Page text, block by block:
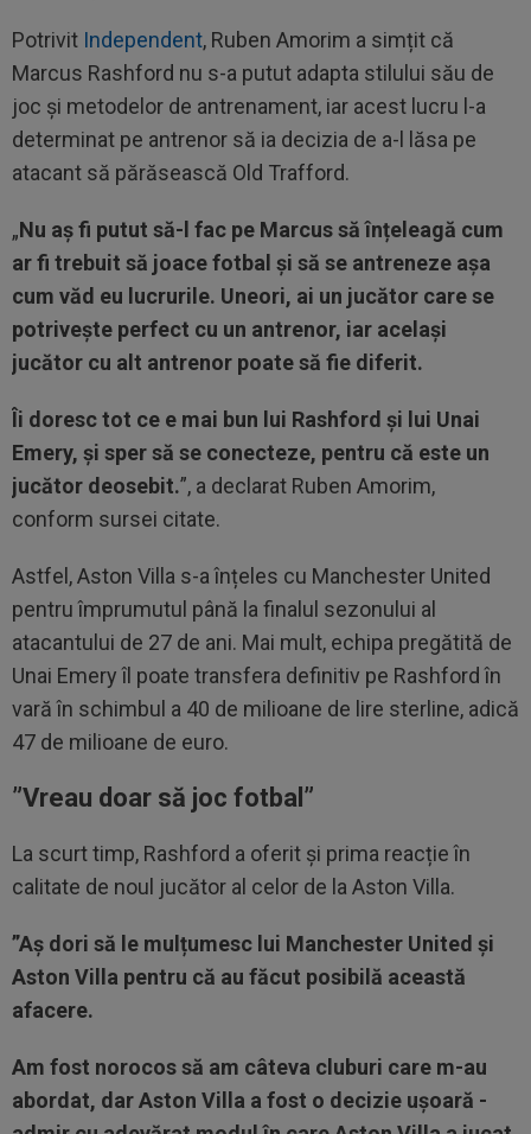
Potrivit Independent, Ruben Amorim a simțit că
Marcus Rashford nu s-a putut adapta stilului său de
joc și metodelor de antrenament, iar acest lucru l-a
determinat pe antrenor să ia decizia de a-l lăsa pe
atacant să părăsească Old Trafford.
„Nu aș fi putut să-l fac pe Marcus să înțeleagă cum
ar fi trebuit să joace fotbal și să se antreneze așa
cum văd eu lucrurile. Uneori, ai un jucător care se
potrivește perfect cu un antrenor, iar același
jucător cu alt antrenor poate să fie diferit.
Îi doresc tot ce e mai bun lui Rashford și lui Unai
Emery, și sper să se conecteze, pentru că este un
jucător deosebit.”, a declarat Ruben Amorim,
conform sursei citate.
Astfel, Aston Villa s-a înțeles cu Manchester United
pentru împrumutul până la finalul sezonului al
atacantului de 27 de ani. Mai mult, echipa pregătită de
Unai Emery îl poate transfera definitiv pe Rashford în
vară în schimbul a 40 de milioane de lire sterline, adică
47 de milioane de euro.
”Vreau doar să joc fotbal”
La scurt timp, Rashford a oferit și prima reacție în
calitate de noul jucător al celor de la Aston Villa.
”Aș dori să le mulțumesc lui Manchester United și
Aston Villa pentru că au făcut posibilă această
afacere.
Am fost norocos să am câteva cluburi care m-au
abordat, dar Aston Villa a fost o decizie ușoară -